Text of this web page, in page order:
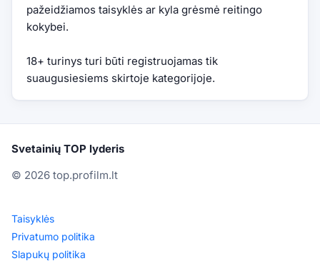
pažeidžiamos taisyklės ar kyla grėsmė reitingo
kokybei.
18+ turinys turi būti registruojamas tik
suaugusiesiems skirtoje kategorijoje.
Svetainių TOP lyderis
© 2026 top.profilm.lt
Taisyklės
Privatumo politika
Slapukų politika